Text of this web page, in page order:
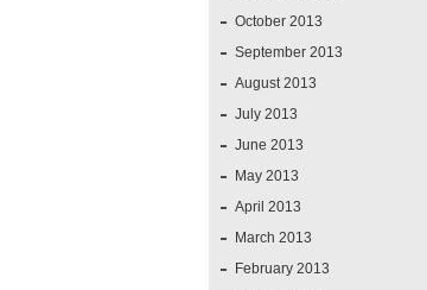
October 2013
September 2013
August 2013
July 2013
June 2013
May 2013
April 2013
March 2013
February 2013